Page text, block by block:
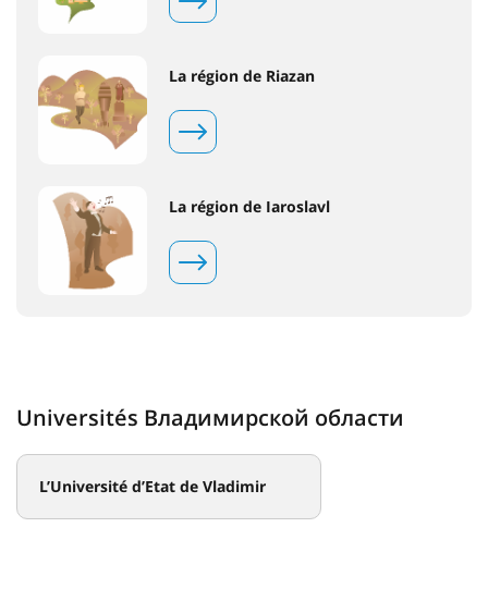
La région de Riazan
La région de Iaroslavl
Universités Владимирской области
L’Université d’Etat de Vladimir